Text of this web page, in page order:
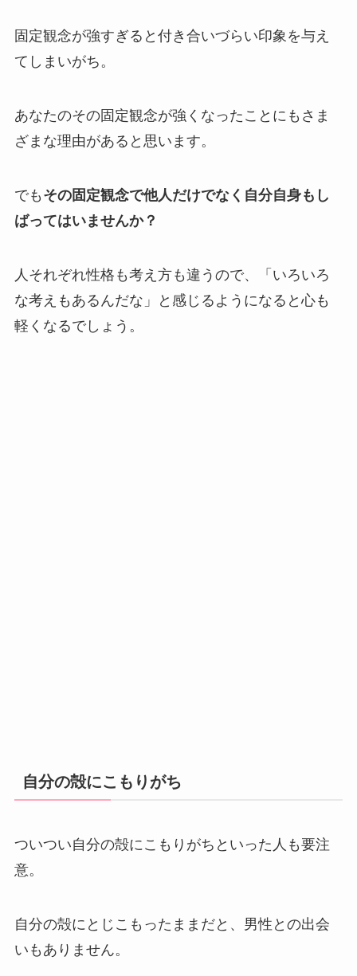
固定観念が強すぎると付き合いづらい印象を与え
てしまいがち。
あなたのその固定観念が強くなったことにもさま
ざまな理由があると思います。
でも その固定観念で他人だけでなく自分自身もし
ばってはいませんか？
人それぞれ性格も考え方も違うので、「いろいろ
な考えもあるんだな」と感じるようになると心も
軽くなるでしょう。
自分の殻にこもりがち
ついつい自分の殻にこもりがちといった人も要注
意。
自分の殻にとじこもったままだと、男性との出会
いもありません。